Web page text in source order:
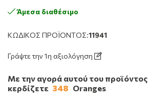
ΚΩΔΙΚΌΣ ΠΡΟΪΌΝΤΟΣ:11941
Γράψτε την 1η αξιολόγηση
Άμεσα διαθέσιμο
Με την αγορά αυτού του προϊόντος
κερδίζετε 348 Oranges